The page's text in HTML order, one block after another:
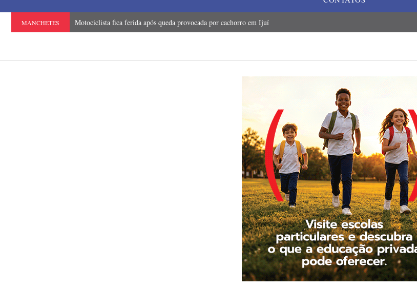
MANCHETES Motociclista fica ferida após queda provocada por cachorro em Ijuí